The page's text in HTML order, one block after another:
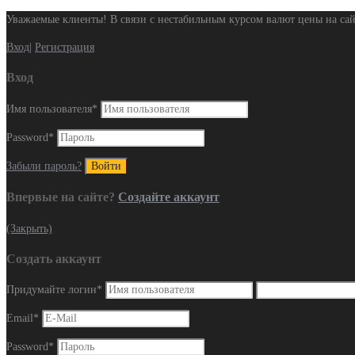
Уважаемые клиенты! В связи с нестабильным курсом валют цены на
Вход Регистрация
Вход
Имя пользователя*
Password *
Забыли пароль?
Впервые на сайте? Создайте аккаунт
(Закрыть)
Создать аккаунт
Придумайте логин*
Email*
Password*